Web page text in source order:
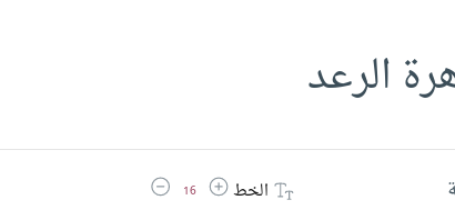
الرعد
الخطزيادة حجم الخط
16 تقليل حجم الخط